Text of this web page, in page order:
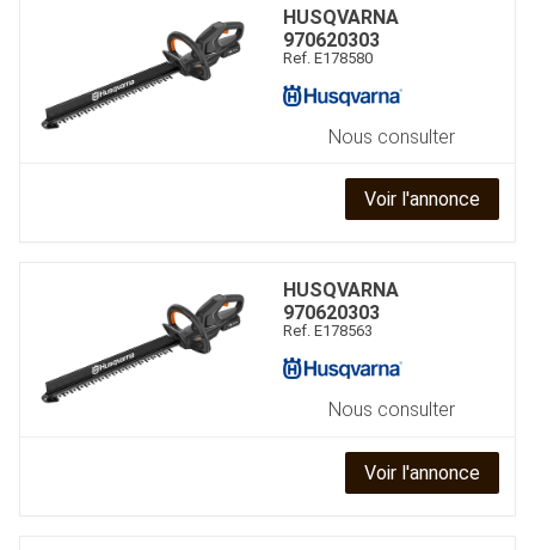
JOUET
ESPACES VERTS
PIECES DETACHEES
CONTACT
HUSQVARNA
970620303
Ref. E178580
Nous consulter
Voir l'annonce
HUSQVARNA
970620303
Ref. E178563
Nous consulter
Voir l'annonce